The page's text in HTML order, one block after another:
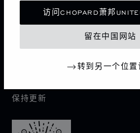
访问CHOPARD萧邦
留在中国网站
转到另一个位置
联系我们
保持更新